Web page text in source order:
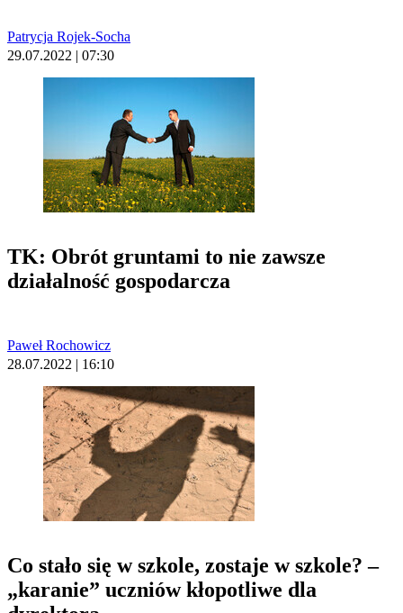
Patrycja Rojek-Socha
29.07.2022 | 07:30
TK: Obrót gruntami to nie zawsze
działalność gospodarcza
Paweł Rochowicz
28.07.2022 | 16:10
Co stało się w szkole, zostaje w szkole? –
„karanie” uczniów kłopotliwe dla